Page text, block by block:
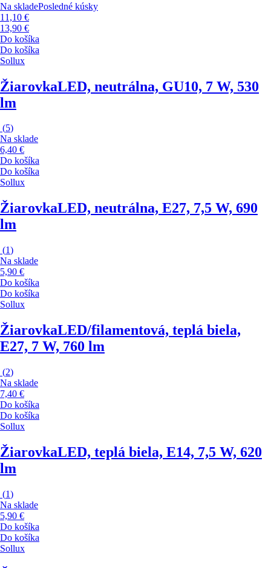
Na skladePosledné kúsky
11,10 €
13,90 €
Do košíka
Do košíka
Sollux
ŽiarovkaLED, neutrálna, GU10, 7 W, 530
lm
(5)
Na sklade
6,40 €
Do košíka
Do košíka
Sollux
ŽiarovkaLED, neutrálna, E27, 7,5 W, 690
lm
(1)
Na sklade
5,90 €
Do košíka
Do košíka
Sollux
ŽiarovkaLED/filamentová, teplá biela,
E27, 7 W, 760 lm
(2)
Na sklade
7,40 €
Do košíka
Do košíka
Sollux
ŽiarovkaLED, teplá biela, E14, 7,5 W, 620
lm
(1)
Na sklade
5,90 €
Do košíka
Do košíka
Sollux